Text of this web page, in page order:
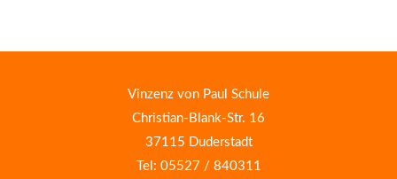
Vinzenz von Paul Schule
Christian-Blank-Str. 16
37115 Duderstadt
Tel: 05527 / 840311